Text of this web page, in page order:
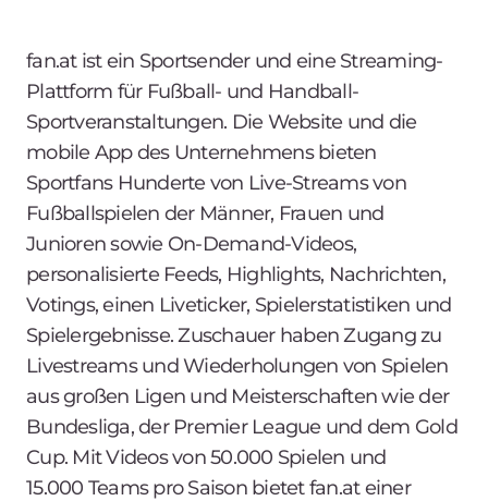
fan.at ist ein Sportsender und eine Streaming-
Plattform für Fußball- und Handball-
Sportveranstaltungen. Die Website und die
mobile App des Unternehmens bieten
Sportfans Hunderte von Live-Streams von
Fußballspielen der Männer, Frauen und
Junioren sowie On-Demand-Videos,
personalisierte Feeds, Highlights, Nachrichten,
Votings, einen Liveticker, Spielerstatistiken und
Spielergebnisse. Zuschauer haben Zugang zu
Livestreams und Wiederholungen von Spielen
aus großen Ligen und Meisterschaften wie der
Bundesliga, der Premier League und dem Gold
Cup. Mit Videos von 50.000 Spielen und
15.000 Teams pro Saison bietet fan.at einer